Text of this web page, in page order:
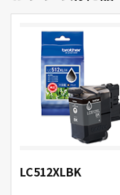
LC512XLBK